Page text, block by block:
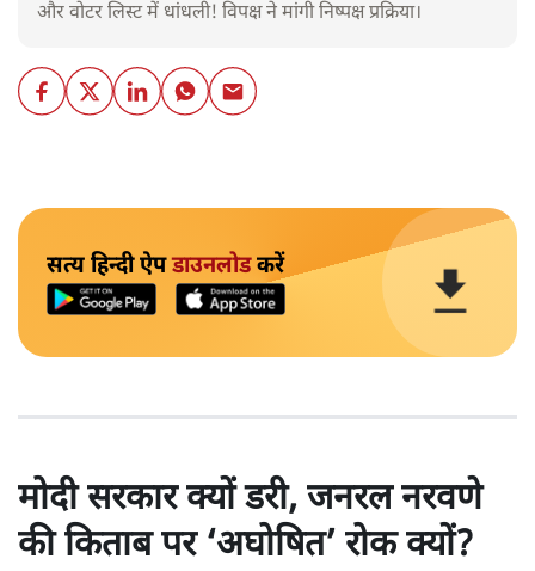
और वोटर लिस्ट में धांधली! विपक्ष ने मांगी निष्पक्ष प्रक्रिया।
सत्य हिन्दी ऐपडाउनलोडकरें
मोदी सरकार क्यों डरी, जनरल नरवणे
की किताब पर ‘अघोषित’ रोक क्यों?